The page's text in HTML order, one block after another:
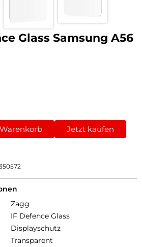
Glass Samsung A56
Jetzt kaufen
Zagg
IF Defence Glass
Displayschutz
Transparent